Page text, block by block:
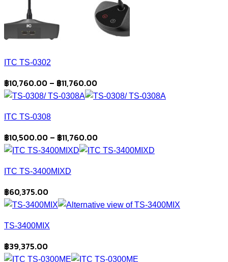
ITC TS-0302
฿10,760.00 – ฿11,760.00Price
range:
฿11,760.00
ITC TS-0308
฿10,500.00 – ฿11,760.00Price
range:
ITC TS-3400MIXD
฿60,375.00
TS-3400MIX
฿39,375.00